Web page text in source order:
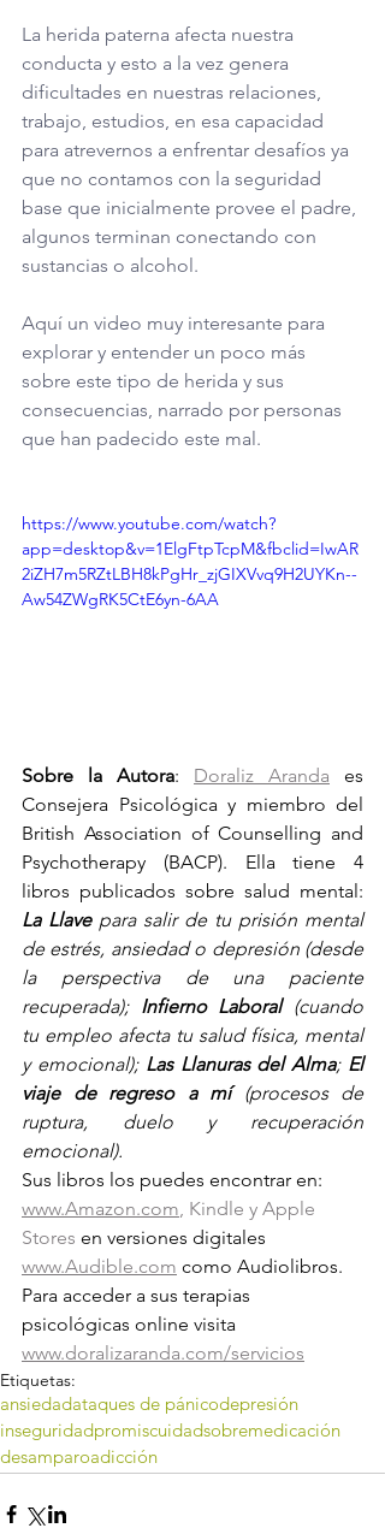
La herida paterna afecta nuestra
conducta y esto a la vez genera
dificultades en nuestras relaciones,
trabajo, estudios, en esa capacidad
para atrevernos a enfrentar desafíos ya
que no contamos con la seguridad
base que inicialmente provee el padre,
algunos terminan conectando con
sustancias o alcohol.
Aquí un video muy interesante para
explorar y entender un poco más
sobre este tipo de herida y sus
consecuencias, narrado por personas
que han padecido este mal.
https://www.youtube.com/watch?
app=desktop&v=1ElgFtpTcpM&fbclid=IwAR
2iZH7m5RZtLBH8kPgHr_zjGIXVvq9H2UYKn--
Aw54ZWgRK5CtE6yn-6AA
Sobre la Autora: Doraliz Aranda es
Consejera Psicológica y miembro del
British Association of Counselling and
Psychotherapy (BACP). Ella tiene 4
La Llave para salir de tu prisión mental
de estrés, ansiedad o depresión (desde
la perspectiva de una paciente
recuperada); Infierno Laboral (cuando
tu empleo afecta tu salud física, mental
y emocional); Las Llanuras del Alma; El
viaje de regreso a mí (procesos de
ruptura, duelo y recuperación
emocional).
Sus libros los puedes encontrar en:
www.Amazon.com, Kindle y Apple
Stores en versiones digitales
www.Audible.com como Audiolibros.
Para acceder a sus terapias
psicológicas online visita
www.doralizaranda.com/servicios
Etiquetas:
ansiedadataques de pánicodepresión
inseguridadpromiscuidadsobremedicación
desamparoadicción